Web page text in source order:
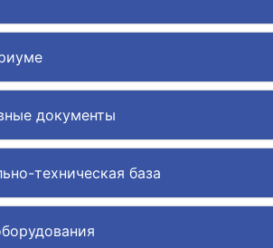
документы
техническая база